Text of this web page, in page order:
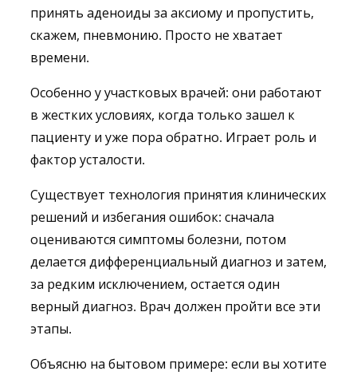
принять аденоиды за аксиому и пропустить,
скажем, пневмонию. Просто не хватает
времени.
Особенно у участковых врачей: они работают
в жестких условиях, когда только зашел к
пациенту и уже пора обратно. Играет роль и
фактор усталости.
Существует технология принятия клинических
решений и избегания ошибок: сначала
оцениваются симптомы болезни, потом
делается дифференциальный диагноз и затем,
за редким исключением, остается один
верный диагноз. Врач должен пройти все эти
этапы.
Объясню на бытовом примере: если вы хотите